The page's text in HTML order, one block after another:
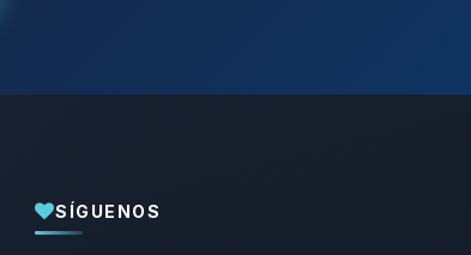
SÍGUENOS
Yupi, por fin alguien con quien hablar!